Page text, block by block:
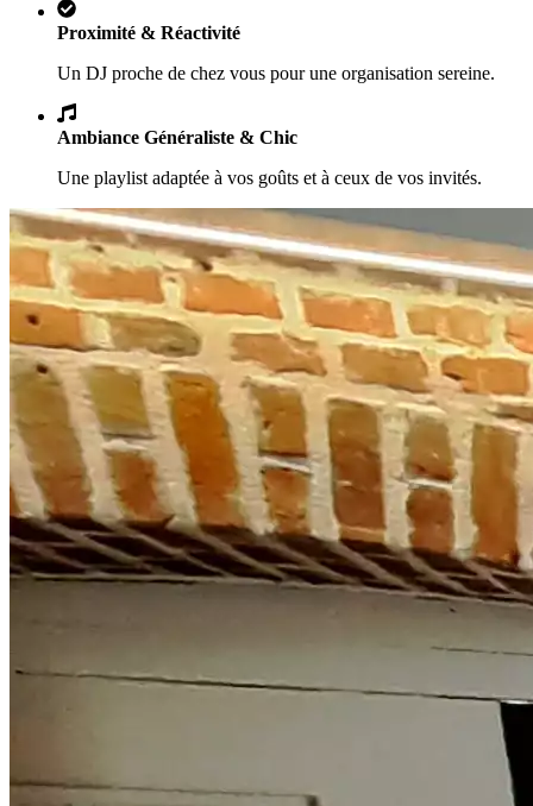
Proximité & Réactivité
Un DJ proche de chez vous pour une organisation sereine.
Ambiance Généraliste & Chic
Une playlist adaptée à vos goûts et à ceux de vos invités.